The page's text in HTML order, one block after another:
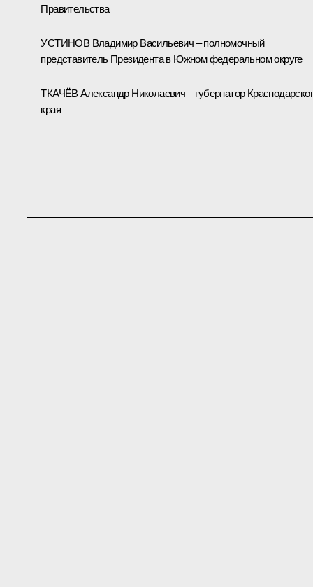
Правительства
УСТИНОВ Владимир Васильевич – полномочный
представитель Президента в Южном федеральном округе
ТКАЧЁВ Александр Николаевич – губернатор
края